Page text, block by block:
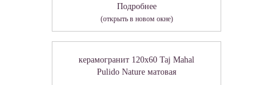
Подробнее
(открыть в новом окне)
керамогранит 120x60 Taj Mahal
Pulido Nature матовая